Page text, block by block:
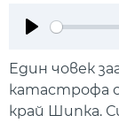
Един човек
катастрофа
край Шипка.